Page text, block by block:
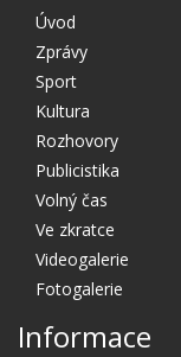
Úvod
Zprávy
Sport
Kultura
Rozhovory
Publicistika
Volný čas
Ve zkratce
Videogalerie
Fotogalerie
Informace